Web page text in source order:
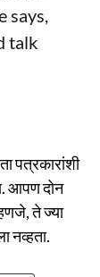
says,
talk
पत्रकारांशी
आपण दोन
ते ज्या
नव्हता.